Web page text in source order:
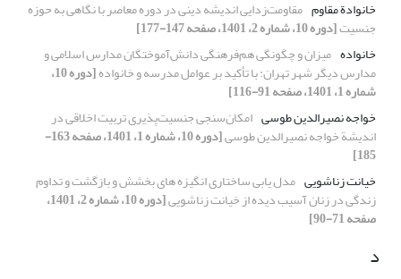
خانوادة مقاوم مقاومت‌زدایی اندیشه دینی در دوره معاصر با نگاهی به حوزه
جنسیت[دوره 10، شماره 2، 1401، صفحه 147-177]
خانواده میزان و چگونگی هم‌فرهنگی دانش‌آموختگان مدارس اسلامی و
مدارس دیگر شهر تهران: با تأکید بر عوامل مدرسه و خانواده [دوره 10،
شماره 1، 1401، صفحه 91-116]
خواجه نصیرالدین طوسی امکان‌سنجی جنسیت‌پذیری تربیت اخلاقی در
اندیشة خواجه نصیرالدین طوسی [دوره 10، شماره 1، 1401، صفحه 163-
185]
خیانت زناشویی مدل یابی ساختاری انگیزه های بخشش و بازگشت و تداوم
زندگی در زنان آسیب دیده از خیانت زناشویی [دوره 10، شماره 2، 1401،
صفحه 71-90]
د